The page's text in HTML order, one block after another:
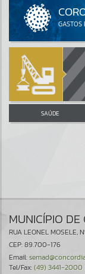
SAÚDE
MUNICÍPIO
RUA LEONEL MOSELE,
CEP: 89.700-176
Email:
Tel/Fax:(49) 3441-2000